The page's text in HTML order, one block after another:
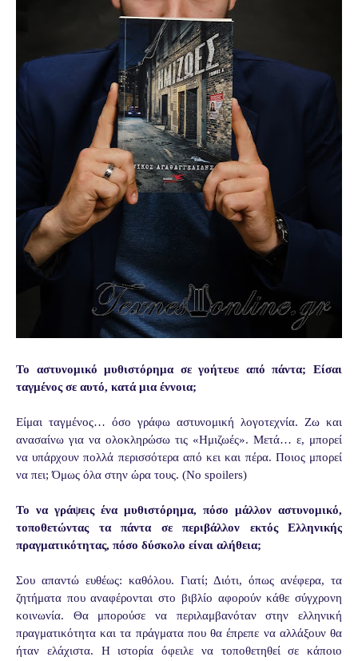
Το αστυνομικό μυθιστόρημα σε γοήτευε από πάντα; Είσαι
ταγμένος σε αυτό, κατά μια έννοια;
Είμαι ταγμένος… όσο γράφω αστυνομική λογοτεχνία. Ζω και
ανασαίνω για να ολοκληρώσω τις «Ημιζωές». Μετά… ε, μπορεί
να υπάρχουν πολλά περισσότερα από κει και πέρα. Ποιος μπορεί
να πει; Όμως όλα στην ώρα τους. (No spoilers)
Το να γράψεις ένα μυθιστόρημα, πόσο μάλλον αστυνομικό,
τοποθετώντας τα πάντα σε περιβάλλον εκτός Ελληνικής
πραγματικότητας, πόσο δύσκολο είναι αλήθεια;
Σου απαντώ ευθέως: καθόλου. Γιατί; Διότι, όπως ανέφερα, τα
ζητήματα που αναφέρονται στο βιβλίο αφορούν κάθε σύγχρονη
κοινωνία. Θα μπορούσε να περιλαμβανόταν στην ελληνική
πραγματικότητα και τα πράγματα που θα έπρεπε να αλλάξουν θα
ήταν ελάχιστα. Η ιστορία όφειλε να τοποθετηθεί σε κάποιο